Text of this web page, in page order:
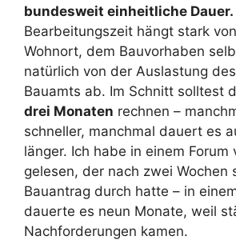
bundesweit einheitliche Dauer.
Bearbeitungszeit hängt stark
Wohnort, dem Bauvorhaben
natürlich von der Auslastung
Bauamts ab. Im Schnitt solltest
drei Monaten rechnen –
schneller, manchmal dauert es
länger. Ich habe in einem Forum
gelesen, der nach zwei Wochen
Bauantrag durch hatte – in
dauerte es neun Monate, weil
Nachforderungen kamen.